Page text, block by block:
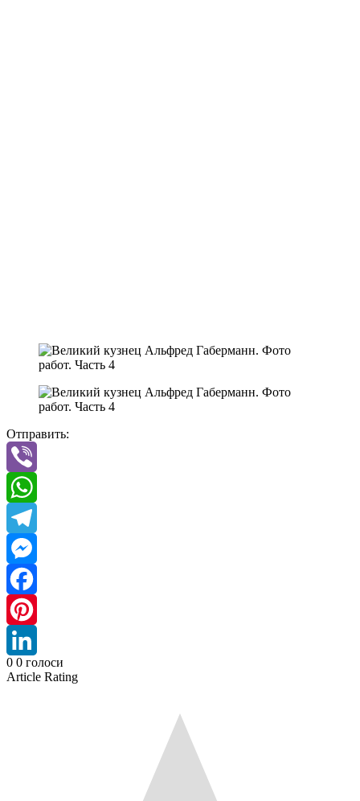
Отправить:
Viber
WhatsApp
Telegram
Messenger
Facebook
Pinterest
LinkedIn
0 0 голоси
Article Rating